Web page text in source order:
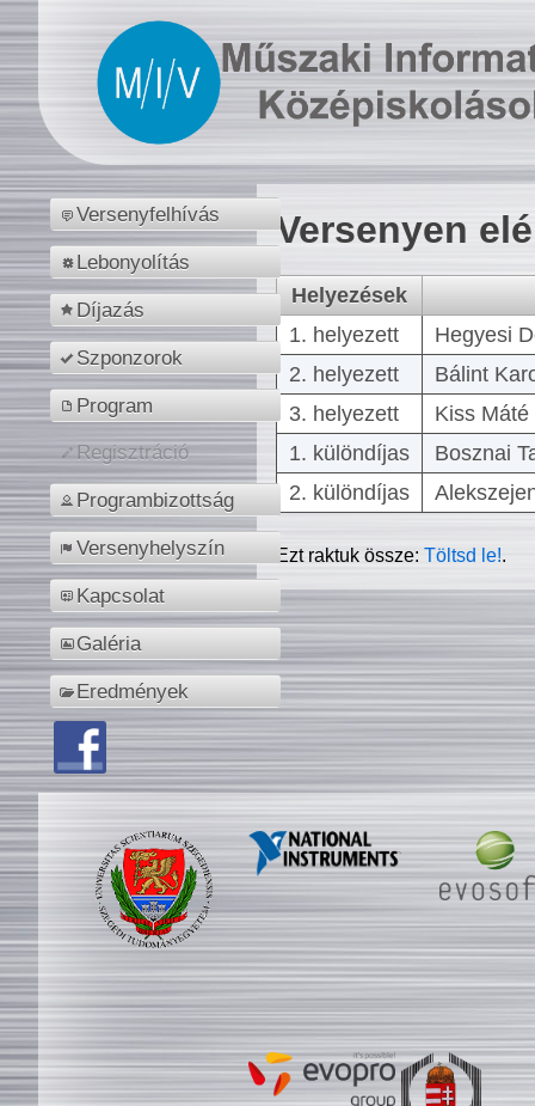
Versenyfelhívás
Lebonyolítás
Díjazás
Szponzorok
Program
Regisztráció
Programbizottság
Versenyhelyszín
Kapcsolat
Galéria
Eredmények
Versenyen
Helyezések
1. helyezett
Hegyesi
2. helyezett
Bálint
3. helyezett
Kiss
1. különdíjas
Bosznai
2. különdíjas
Ezt raktuk össze:Töltsd le!.